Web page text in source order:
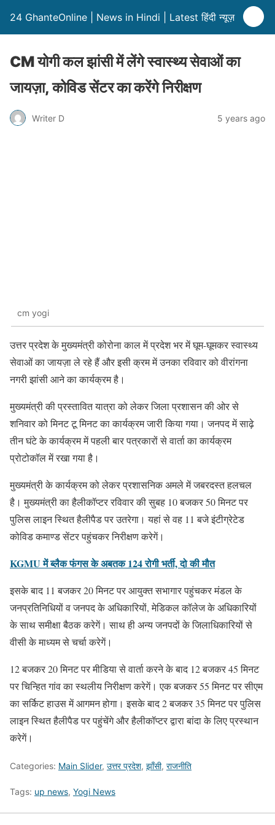
24 GhanteOnline | News in Hindi | Latest हिंदी न्यूज़
CM योगी कल झांसी में लेंगे स्वास्थ्य सेवाओं का
जायज़ा, कोविड सेंटर का करेंगे निरीक्षण
Writer D 5 years ago
cm yogi
उत्तर प्रदेश के मुख्यमंत्री कोरोना काल में प्रदेश भर में घूम-घूमकर स्वास्थ्य
सेवाओं का जायज़ा ले रहे हैं और इसी क्रम में उनका रविवार को वीरांगना
नगरी झांसी आने का कार्यक्रम है।
मुख्यमंत्री की प्रस्तावित यात्रा को लेकर जिला प्रशासन की ओर से
शनिवार को मिनट टू मिनट का कार्यक्रम जारी किया गया। जनपद में साढ़े
तीन घंटे के कार्यक्रम में पहली बार पत्रकारों से वार्ता का कार्यक्रम
प्रोटोकॉल में रखा गया है।
मुख्यमंत्री के कार्यक्रम को लेकर प्रशासनिक अमले में जबरदस्त हलचल
है। मुख्यमंत्री का हैलीकॉप्टर रविवार की सुबह 10 बजकर 50 मिनट पर
पुलिस लाइन स्थित हैलीपैड पर उतरेगा। यहां से वह 11 बजे इंटीग्रेटेड
कोविड कमाण्ड सेंटर पहुंचकर निरीक्षण करेगें।
KGMU में ब्लैक फंगस के अबतक 124 रोगी भर्ती, दो की मौत
इसके बाद 11 बजकर 20 मिनट पर आयुक्त सभागार पहुंचकर मंडल के
जनप्रतिनिधियों व जनपद के अधिकारियों, मेडिकल कॉलेज के अधिकारियों
के साथ समीक्षा बैठक करेगें। साथ ही अन्य जनपदों के जिलाधिकारियों से
वीसी के माध्यम से चर्चा करेगें।
12 बजकर 20 मिनट पर मीडिया से वार्ता करने के बाद 12 बजकर 45 मिनट
पर चिन्हित गांव का स्थलीय निरीक्षण करेगें। एक बजकर 55 मिनट पर सीएम
का सर्किट हाउस में आगमन होगा। इसके बाद 2 बजकर 35 मिनट पर पुलिस
लाइन स्थित हैलीपैड पर पहुंचेंगे और हैलीकॉप्टर द्वारा बांदा के लिए प्रस्थान
करेगें।
Categories: Main Slider, उत्तर प्रदेश, झाँसी, राजनीति
Tags: up news, Yogi News